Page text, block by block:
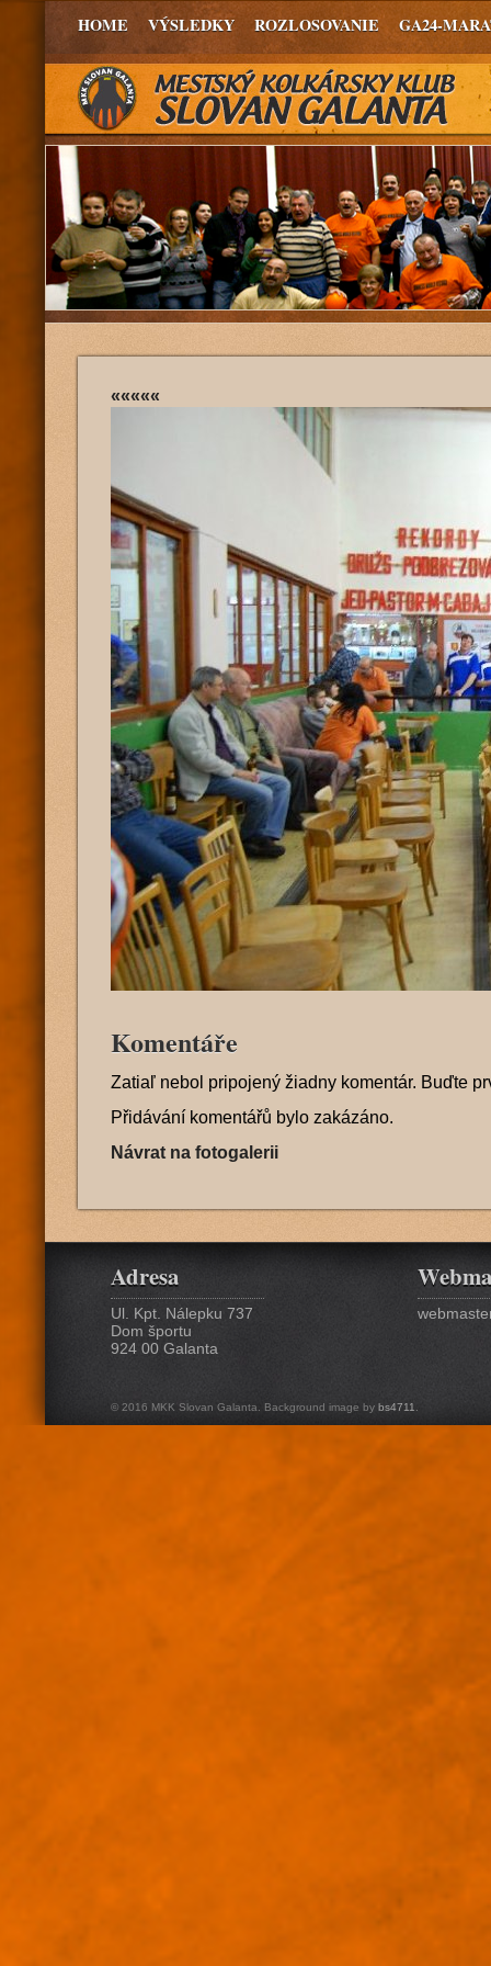
HOME VÝSLEDKY ROZLOSOVANIE GA24-
«««««
Komentáře
Zatiaľ nebol pripojený žiadny komentár. Buďte
Přidávání komentářů bylo zakázáno.
Návrat na fotogalerii
Adresa
Ul. Kpt. Nálepku 737
Dom športu
924 00 Galanta
© 2016 MKK Slovan Galanta. Background image by bs4711